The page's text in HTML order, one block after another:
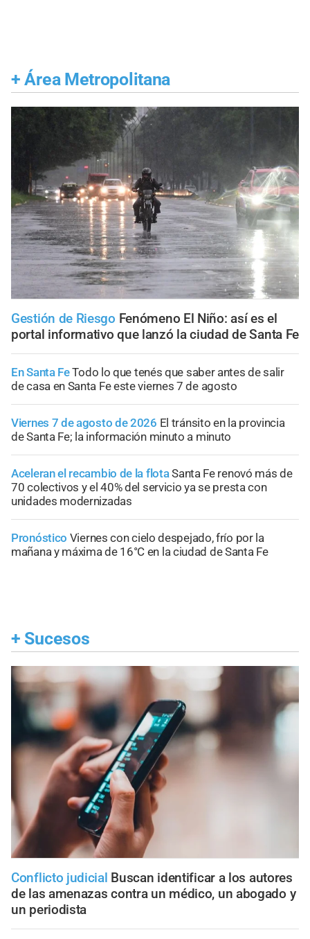
+ Área Metropolitana
Gestión de Riesgo Fenómeno El Niño: así es el
portal informativo que lanzó la ciudad de Santa Fe
En Santa FeTodo lo que tenés que saber antes de salir
de casa en Santa Fe este viernes 7 de agosto
Viernes 7 de agosto de 2026 El tránsito en la provincia
de Santa Fe; la información minuto a minuto
Aceleran el recambio de la flotaSanta Fe renovó más de
70 colectivos y el 40% del servicio ya se presta con
unidades modernizadas
Pronóstico Viernes con cielo despejado, frío por la
mañana y máxima de 16°C en la ciudad de Santa Fe
+ Sucesos
Conflicto judicial Buscan identificar a los autores
de las amenazas contra un médico, un abogado y
un periodista